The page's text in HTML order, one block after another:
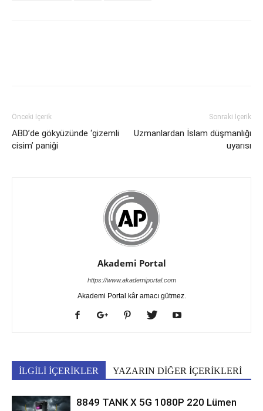
Önceki İçerik
ABD’de gökyüzünde ‘gizemli
cisim’ paniği
Sonraki İçerik
Uzmanlardan İslam düşmanlığı
uyarısı
Akademi Portal
https://www.akademiportal.com
Akademi Portal kâr amacı gütmez.
İLGİLİ İÇERİKLER YAZARIN DİĞER İÇERİKLERİ
8849 TANK X 5G 1080P 220 Lümen